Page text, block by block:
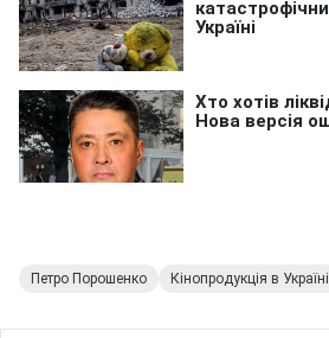
Петро Порошенко Кінопродукція в Україні